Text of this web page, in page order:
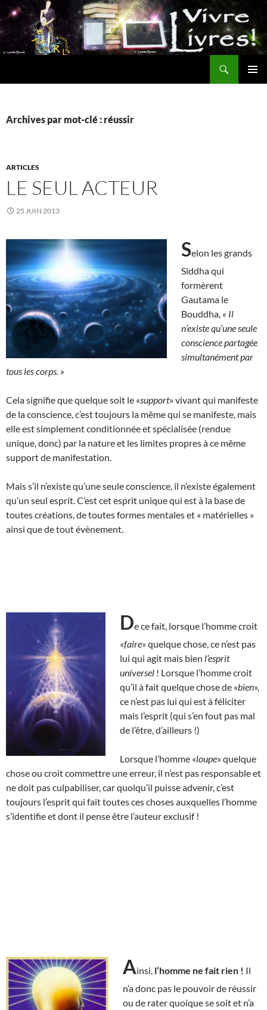
Aller
au
contenu
Archives par mot-clé : réussir
ARTICLES
LE SEUL ACTEUR
25 JUIN 2013
Selon les grands
Siddha qui
formèrent
Gautama le
Bouddha, « Il
n’existe qu’une seule
conscience partagée
simultanément par
tous les corps. »
Cela signifie que quelque soit le «support» vivant qui manifeste
de la conscience, c’est toujours la même qui se manifeste, mais
elle est simplement conditionnée et spécialisée (rendue
unique, donc) par la nature et les limites propres à ce même
support de manifestation.
Mais s’il n’existe qu’une seule conscience, il n’existe également
qu’un seul esprit. C’est cet esprit unique qui est à la base de
toutes créations, de toutes formes mentales et « matérielles »
ainsi que de tout évènement.
De ce fait, lorsque l’homme croit
«faire» quelque chose, ce n’est pas
lui qui agit mais bien l’esprit
universel ! Lorsque l’homme croit
qu’il à fait quelque chose de «bien»,
ce n’est pas lui qui est à féliciter
mais l’esprit (qui s’en fout pas mal
de l’être, d’ailleurs !)
Lorsque l’homme «loupe» quelque
chose ou croit commettre une erreur, il n’est pas responsable et
ne doit pas culpabiliser, car quoiqu’il puisse advenir, c’est
toujours l’esprit qui fait toutes ces choses auxquelles l’homme
s’identifie et dont il pense être l’auteur exclusif !
Ainsi, l’homme ne fait rien ! Il
n’a donc pas le pouvoir de réussir
ou de rater quoique se soit et n’a